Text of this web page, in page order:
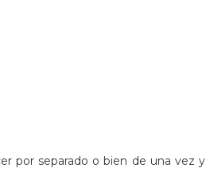
por separado o bien de una vez y